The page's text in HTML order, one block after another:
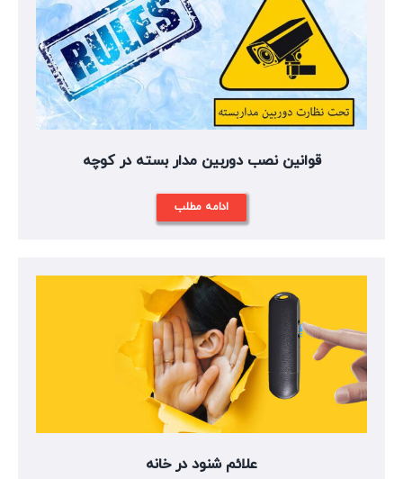
قوانین نصب دوربین مدار بسته در کوچه
ادامه مطلب
علائم شنود در خانه